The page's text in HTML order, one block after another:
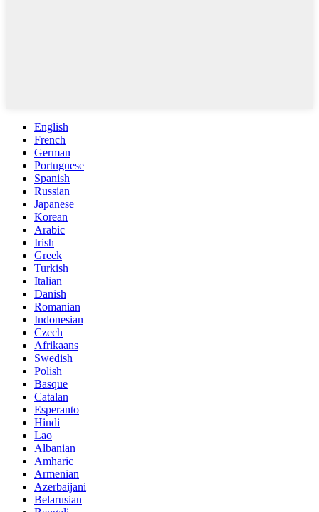
English
French
German
Portuguese
Spanish
Russian
Japanese
Korean
Arabic
Irish
Greek
Turkish
Italian
Danish
Romanian
Indonesian
Czech
Afrikaans
Swedish
Polish
Basque
Catalan
Esperanto
Hindi
Lao
Albanian
Amharic
Armenian
Azerbaijani
Belarusian